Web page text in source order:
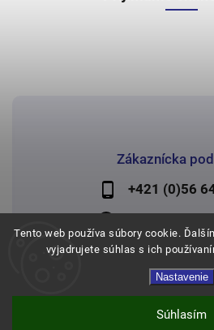
Tento web používa súbory cookie.
vyjadrujete súhlas s ich
Nastavenie
Súhlasím
Zákaznícka
+421 (0)56
Copyright 2026Papier Lechman
Shoptet |